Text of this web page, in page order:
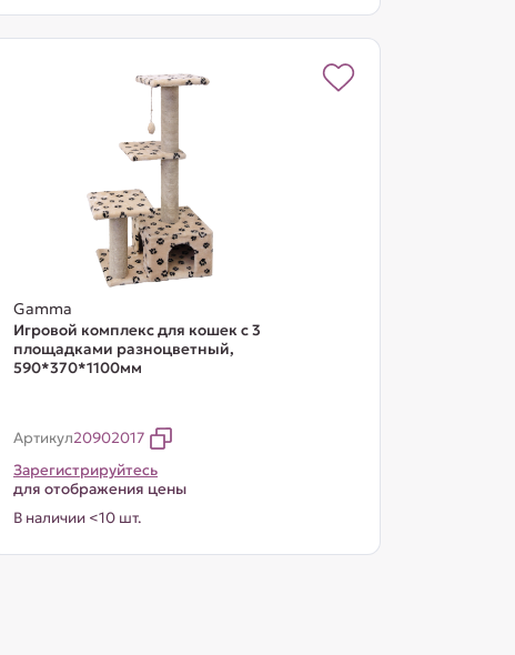
Gamma
Игровой комплекс для кошек с 3
площадками разноцветный,
590*370*1100мм
Артикул20902017
Зарегистрируйтесь
для отображения цены
В наличии <10 шт.